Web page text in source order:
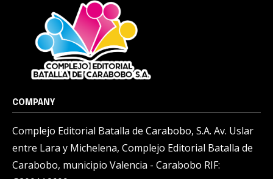
COMPANY
Complejo Editorial Batalla de Carabobo, S.A. Av. Uslar
entre Lara y Michelena, Complejo Editorial Batalla de
Carabobo, municipio Valencia - Carabobo RIF: